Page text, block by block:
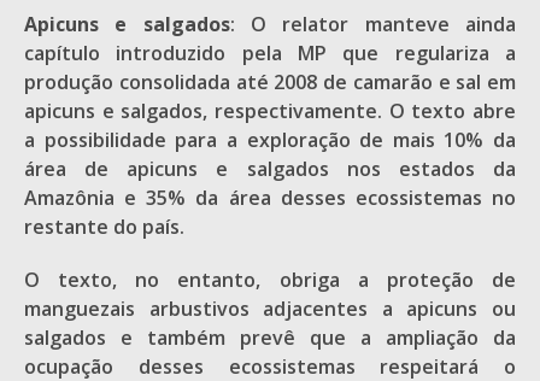
Apicuns e salgados: O relator manteve ainda
capítulo introduzido pela MP que regulariza a
produção consolidada até 2008 de camarão e sal em
apicuns e salgados, respectivamente. O texto abre
a possibilidade para a exploração de mais 10% da
área de apicuns e salgados nos estados da
Amazônia e 35% da área desses ecossistemas no
restante do país.
O texto, no entanto, obriga a proteção de
manguezais arbustivos adjacentes a apicuns ou
salgados e também prevê que a ampliação da
ocupação desses ecossistemas respeitará o